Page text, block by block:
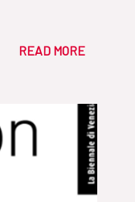
READ MORE